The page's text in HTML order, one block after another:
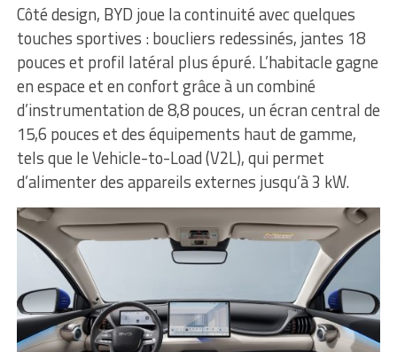
Côté design, BYD joue la continuité avec quelques
touches sportives : boucliers redessinés, jantes 18
pouces et profil latéral plus épuré. L’habitacle gagne
en espace et en confort grâce à un combiné
d’instrumentation de 8,8 pouces, un écran central de
15,6 pouces et des équipements haut de gamme,
tels que le Vehicle-to-Load (V2L), qui permet
d’alimenter des appareils externes jusqu’à 3 kW.